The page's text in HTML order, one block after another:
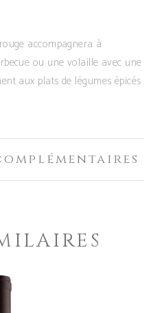
accompagnera à
ou une volaille avec une
aux plats de légumes épicés